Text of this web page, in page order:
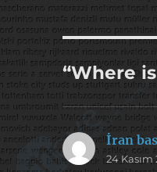
“Where
İran
24 Kasım